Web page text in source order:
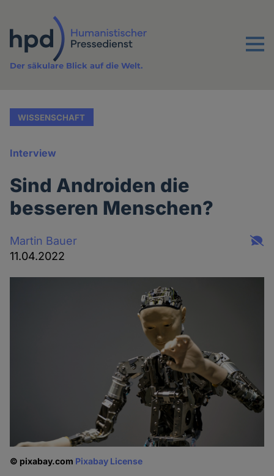
Inhalt
Menu
Der säkulare Blick auf die Welt.
WISSENSCHAFT
Interview
Sind Androiden die
besseren Menschen?
Martin Bauer
11.04.2022
© pixabay.com Pixabay License